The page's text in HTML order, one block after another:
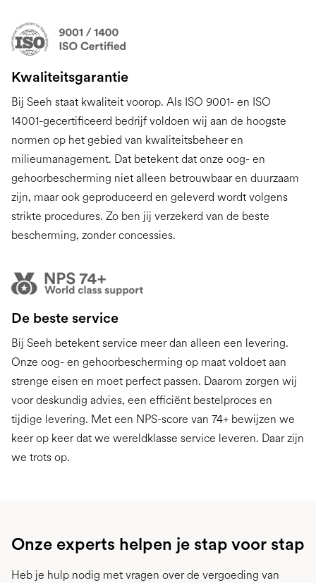
Kwaliteitsgarantie
Bij Seeh staat kwaliteit voorop. Als ISO 9001- en ISO
14001-gecertificeerd bedrijf voldoen wij aan de hoogste
normen op het gebied van kwaliteitsbeheer en
milieumanagement. Dat betekent dat onze oog- en
gehoorbescherming niet alleen betrouwbaar en duurzaam
zijn, maar ook geproduceerd en geleverd wordt volgens
strikte procedures. Zo ben jij verzekerd van de beste
bescherming, zonder concessies.
De beste service
Bij Seeh betekent service meer dan alleen een levering.
Onze oog- en gehoorbescherming op maat voldoet aan
strenge eisen en moet perfect passen. Daarom zorgen wij
voor deskundig advies, een efficiënt bestelproces en
tijdige levering. Met een NPS-score van 74+ bewijzen we
keer op keer dat we wereldklasse service leveren. Daar zijn
we trots op.
Onze experts helpen je stap voor stap
Heb je hulp nodig met vragen over de vergoeding van